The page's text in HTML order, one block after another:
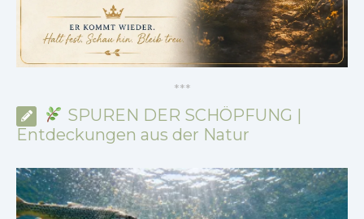
***
SPUREN DER SCHÖPFUNG |
Entdeckungen aus der Natur